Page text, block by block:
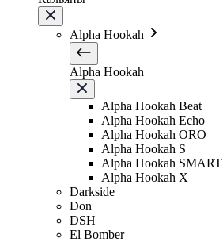
Alpha Hookah
Alpha Hookah
Alpha Hookah Beat
Alpha Hookah Echo
Alpha Hookah ORO
Alpha Hookah S
Alpha Hookah SMART
Alpha Hookah X
Darkside
Don
DSH
El Bomber